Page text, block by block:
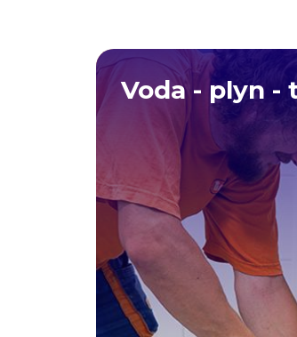
Voda - plyn -